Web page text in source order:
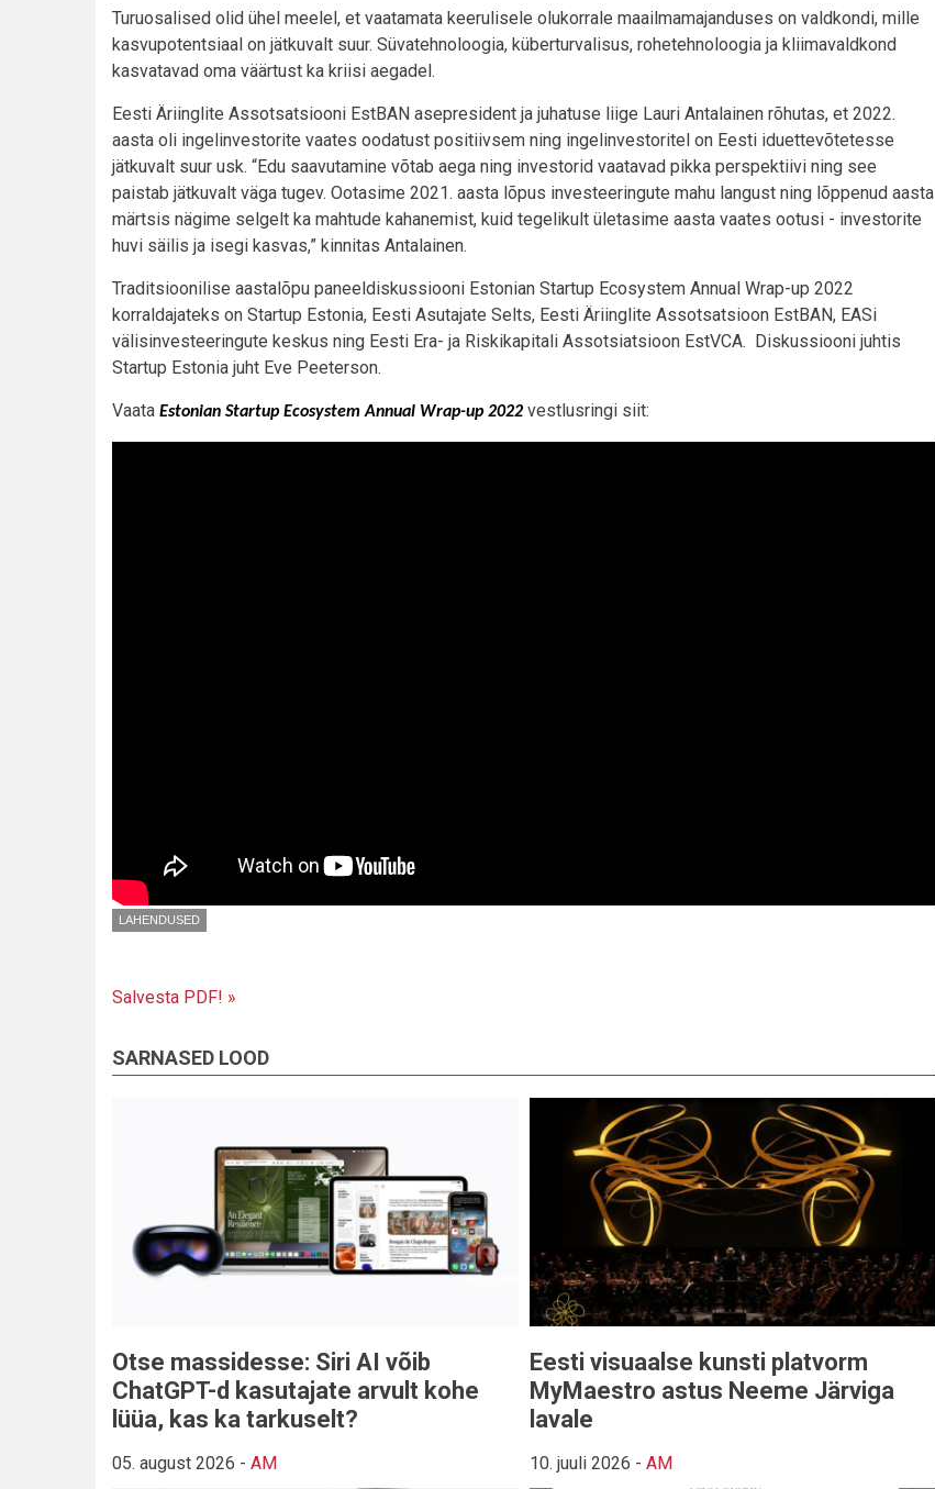
Turuosalised olid ühel meelel, et vaatamata keerulisele olukorrale maailmamajanduses on valdkondi, mille
kasvupotentsiaal on jätkuvalt suur. Süvatehnoloogia, küberturvalisus, rohetehnoloogia ja kliimavaldkond
kasvatavad oma väärtust ka kriisi aegadel.
Eesti Äriinglite Assotsatsiooni EstBAN asepresident ja juhatuse liige Lauri Antalainen rõhutas, et 2022.
aasta oli ingelinvestorite vaates oodatust positiivsem ning ingelinvestoritel on Eesti iduettevõtetesse
jätkuvalt suur usk. “Edu saavutamine võtab aega ning investorid vaatavad pikka perspektiivi ning see
paistab jätkuvalt väga tugev. Ootasime 2021. aasta lõpus investeeringute mahu langust ning lõppenud aasta
märtsis nägime selgelt ka mahtude kahanemist, kuid tegelikult ületasime aasta vaates ootusi - investorite
huvi säilis ja isegi kasvas,” kinnitas Antalainen.
Traditsioonilise aastalõpu paneeldiskussiooni Estonian Startup Ecosystem Annual Wrap-up 2022
korraldajateks on Startup Estonia, Eesti Asutajate Selts, Eesti Äriinglite Assotsatsioon EstBAN, EASi
välisinvesteeringute keskus ning Eesti Era- ja Riskikapitali Assotsiatsioon EstVCA. Diskussiooni juhtis
Startup Estonia juht Eve Peeterson.
Vaata Estonian Startup Ecosystem Annual Wrap-up 2022 vestlusringi siit:
LAHENDUSED
Salvesta PDF! »
SARNASED LOOD
Otse massidesse: Siri AI võib
ChatGPT-d kasutajate arvult kohe
lüüa, kas ka tarkuselt?
05. august 2026 - AM
Eesti visuaalse kunsti platvorm
MyMaestro astus Neeme Järviga
lavale
10. juuli 2026 - AM